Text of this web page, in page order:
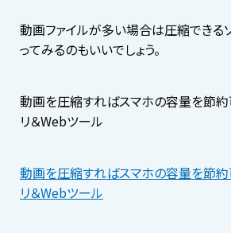
動画ファイルが多い場合は圧縮できる
ってみるのもいいでしょう。
動画を圧縮すればスマホの容量を節約
リ＆Webツール
動画を圧縮すればスマホの容量を節約
リ＆Webツール